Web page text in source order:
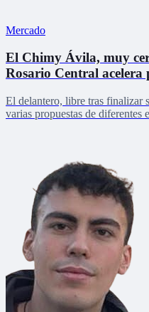
Mercado
El Chimy Ávila, muy
Rosario Central acelera
El delantero, libre tras finalizar
varias propuestas de diferentes